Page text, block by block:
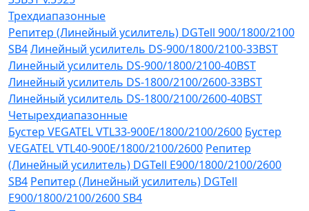
Трехдиапазонные
Репитер (Линейный усилитель) DGTell 900/1800/2100
SB4Линейный усилитель DS-900/1800/2100-33BST
Линейный усилитель DS-900/1800/2100-40BST
Линейный усилитель DS-1800/2100/2600-33BST
Линейный усилитель DS-1800/2100/2600-40BST
Четырехдиапазонные
Бустер VEGATEL VTL33-900E/1800/2100/2600 Бустер
VEGATEL VTL40-900E/1800/2100/2600 Репитер
(Линейный усилитель) DGTell Е900/1800/2100/2600
SB4 Репитер (Линейный усилитель) DGTell
Е900/1800/2100/2600 SB4